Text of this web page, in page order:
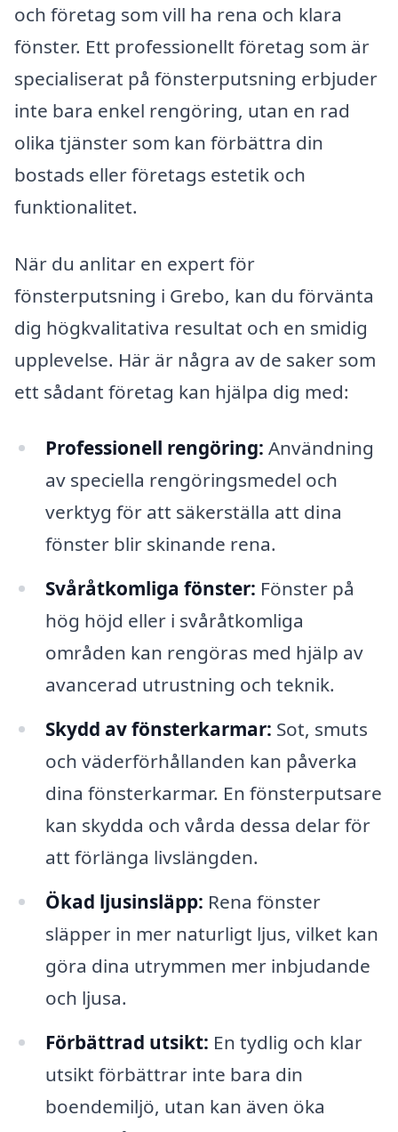
och företag som vill ha rena och klara
fönster. Ett professionellt företag som är
specialiserat på fönsterputsning erbjuder
inte bara enkel rengöring, utan en rad
olika tjänster som kan förbättra din
bostads eller företags estetik och
funktionalitet.
När du anlitar en expert för
fönsterputsning i Grebo, kan du förvänta
dig högkvalitativa resultat och en smidig
upplevelse. Här är några av de saker som
ett sådant företag kan hjälpa dig med:
Professionell rengöring: Användning
av speciella rengöringsmedel och
verktyg för att säkerställa att dina
fönster blir skinande rena.
Svåråtkomliga fönster: Fönster på
hög höjd eller i svåråtkomliga
områden kan rengöras med hjälp av
avancerad utrustning och teknik.
Skydd av fönsterkarmar: Sot, smuts
och väderförhållanden kan påverka
dina fönsterkarmar. En fönsterputsare
kan skydda och vårda dessa delar för
att förlänga livslängden.
Ökad ljusinsläpp: Rena fönster
släpper in mer naturligt ljus, vilket kan
göra dina utrymmen mer inbjudande
och ljusa.
Förbättrad utsikt: En tydlig och klar
utsikt förbättrar inte bara din
boendemiljö, utan kan även öka